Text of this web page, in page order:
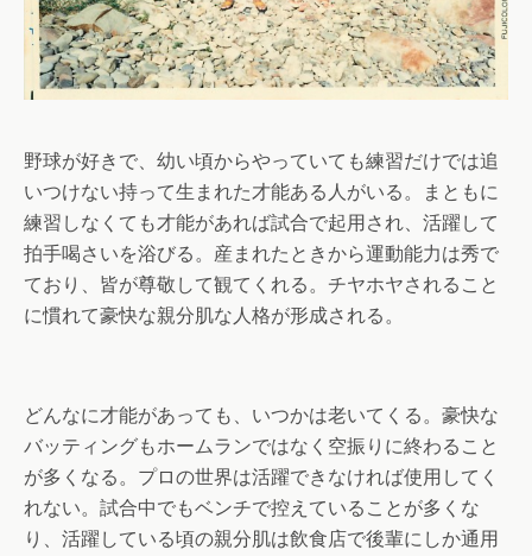
野球が好きで、幼い頃からやっていても練習だけでは追
いつけない持って生まれた才能ある人がいる。まともに
練習しなくても才能があれば試合で起用され、活躍して
拍手喝さいを浴びる。産まれたときから運動能力は秀で
ており、皆が尊敬して観てくれる。チヤホヤされること
に慣れて豪快な親分肌な人格が形成される。
どんなに才能があっても、いつかは老いてくる。豪快な
バッティングもホームランではなく空振りに終わること
が多くなる。プロの世界は活躍できなければ使用してく
れない。試合中でもベンチで控えていることが多くな
り、活躍している頃の親分肌は飲食店で後輩にしか通用